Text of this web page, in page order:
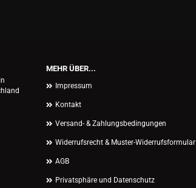
MEHR ÜBER...
Impressum
Kontakt
Versand- & Zahlungsbedingungen
Widerrufsrecht & Muster-Widerrufsformular
AGB
Privatsphäre und Datenschutz